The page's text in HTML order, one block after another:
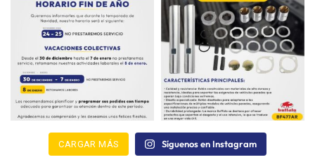
CARGAR MÁS Síguenos en Instagram